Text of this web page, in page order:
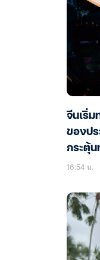
จีนเริ่ม
ของปร
กระตุ้น
16:54 น.